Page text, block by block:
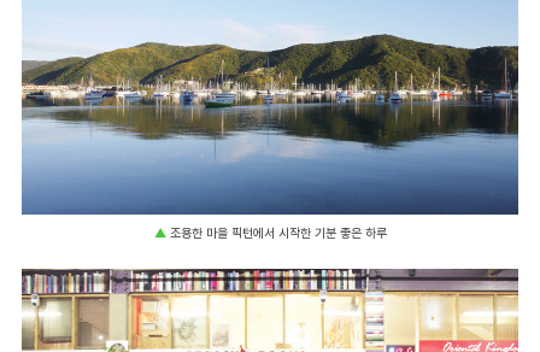
▲ 조용한 마을 픽턴에서 시작한 기분 좋은 하루